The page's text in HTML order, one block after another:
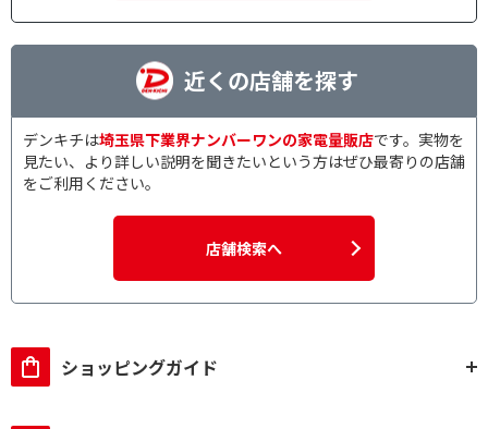
近くの店舗を探す
デンキチは埼玉県下業界ナンバーワンの家電量販店です。実物を
見たい、より詳しい説明を聞きたいという方はぜひ最寄りの店舗
をご利用ください。
店舗検索へ
ショッピングガイド